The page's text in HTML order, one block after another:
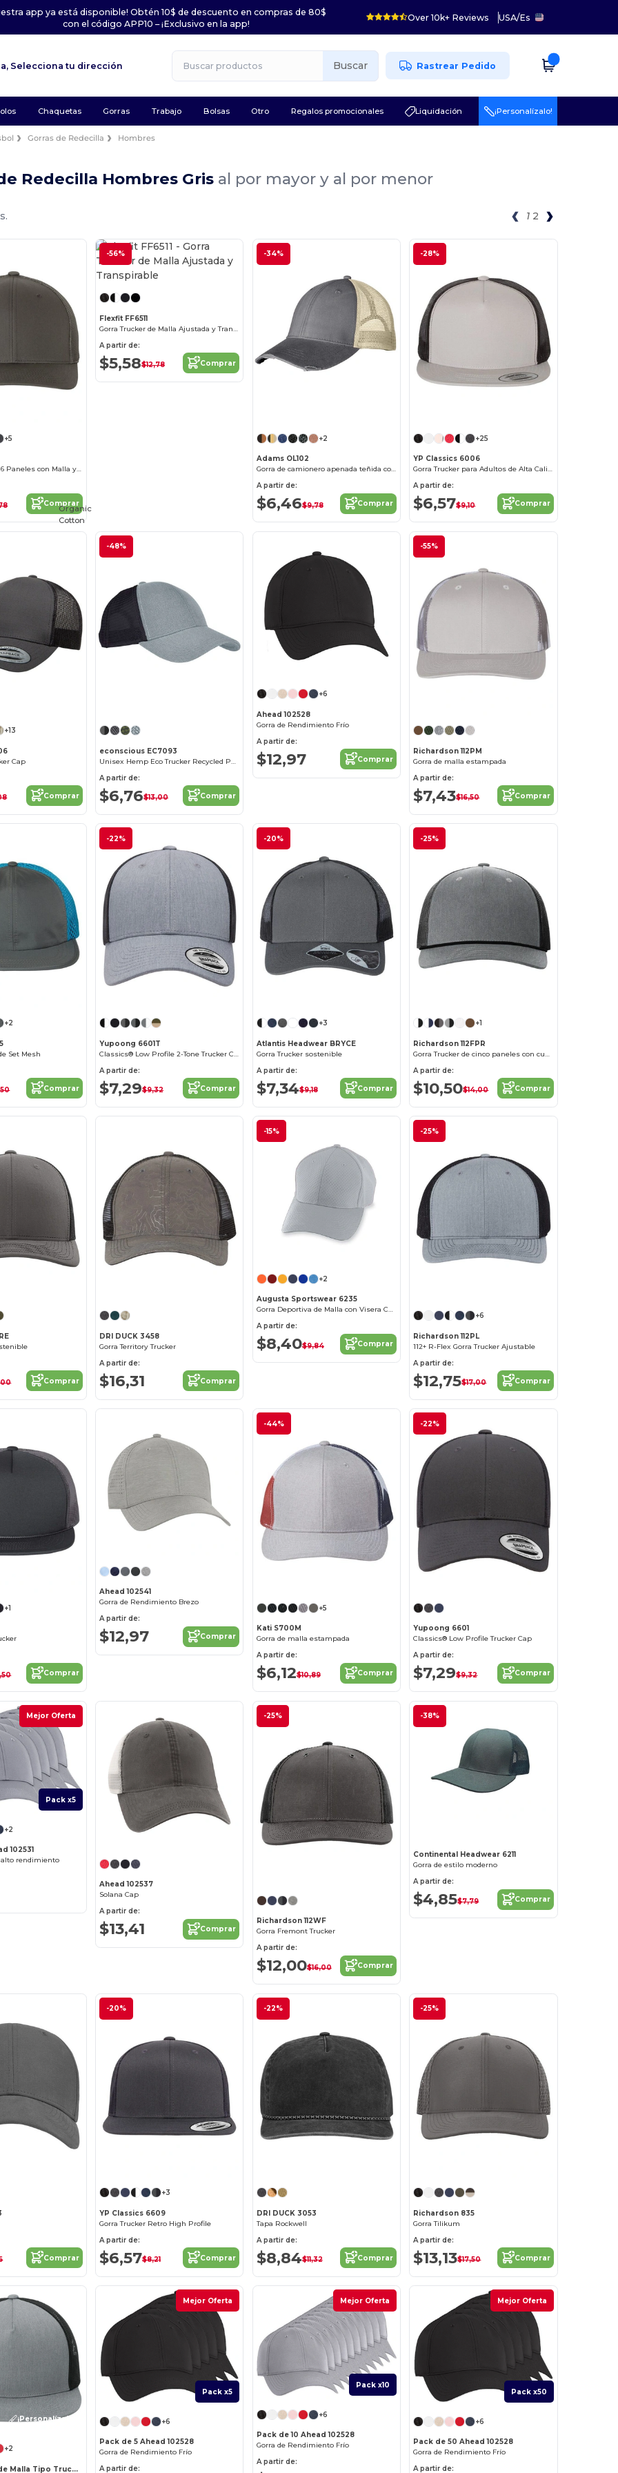
app ya está disponible! Obtén 10$ de descuento en compras de 80$
con el código APP10 – ¡Exclusivo en la app!
Over 10k+ Reviews USA/Es
Selecciona tu dirección Buscar Rastrear Pedido
Chaquetas Gorras Trabajo Bolsas Otro Regalos promocionales Liquidación ¡Personalízalo!
Gorras de Redecilla Hombres
Redecilla Hombres Gris al por mayor y al por menor
1 2
+5
Gorra Trucker de 6 Paneles con Malla y Estilo
Comprar
-56%
Flexfit FF6511
Gorra Trucker de Malla Ajustada y Transpirable
A partir de:
$5,58$12,78 Comprar
-34%
+2
Adams OL102
Gorra de camionero apenada teñida con pigmento de 6 paneles
A partir de:
$6,46$9,78 Comprar
-28%
+25
YP Classics 6006
Gorra Trucker para Adultos de Alta Calidad
A partir de:
$6,57$9,10 Comprar
+13
Cap
Comprar
-48%
Organic
Cotton
econscious EC7093
Unisex Hemp Eco Trucker Recycled Polyester Mesh Cap
A partir de:
$6,76$13,00 Comprar
+6
Ahead 102528
Gorra de Rendimiento Frío
A partir de:
$12,97 Comprar
-55%
Richardson 112PM
Gorra de malla estampada
A partir de:
$7,43$16,50 Comprar
+2
Set Mesh
Comprar
-22%
Yupoong 6601T
Classics® Low Profile 2-Tone Trucker Cap
A partir de:
$7,29$9,32 Comprar
-20%
+3
Atlantis Headwear BRYCE
Gorra Trucker sostenible
A partir de:
$7,34$9,18 Comprar
-25%
+1
Richardson 112FPR
Gorra Trucker de cinco paneles con cuerda
A partir de:
$10,50$14,00 Comprar
Comprar
DRI DUCK 3458
Gorra Territory Trucker
A partir de:
$16,31 Comprar
-15%
+2
Augusta Sportswear 6235
Gorra Deportiva de Malla con Visera Curva
A partir de:
$8,40$9,84 Comprar
-25%
+6
Richardson 112PL
112+ R-Flex Gorra Trucker Ajustable
A partir de:
$12,75$17,00 Comprar
+1
Comprar
Ahead 102541
Gorra de Rendimiento Brezo
A partir de:
$12,97 Comprar
-44%
+5
Kati S700M
Gorra de malla estampada
A partir de:
$6,12$10,89 Comprar
-22%
Yupoong 6601
Classics® Low Profile Trucker Cap
A partir de:
$7,29$9,32 Comprar
Mejor Oferta
Pack x5
+2
102531
alto rendimiento
Ahead 102537
Solana Cap
A partir de:
$13,41 Comprar
-25%
Richardson 112WF
Gorra Fremont Trucker
A partir de:
$12,00$16,00 Comprar
-38%
Continental Headwear 6211
Gorra de estilo moderno
A partir de:
$4,85$7,79 Comprar
Comprar
-20%
+3
YP Classics 6609
Gorra Trucker Retro High Profile
A partir de:
$6,57$8,21 Comprar
-22%
DRI DUCK 3053
Tapa Rockwell
A partir de:
$8,84$11,32 Comprar
-25%
Richardson 835
Gorra Tilikum
A partir de:
$13,13$17,50 Comprar
¡Personalízalo!
+2
Gorra Clásica de Malla Tipo Trucker de 5 Paneles
Mejor Oferta
Pack x5
+6
Pack de 5 Ahead 102528
Gorra de Rendimiento Frío
A partir de:
Mejor Oferta
Pack x10
+6
Pack de 10 Ahead 102528
Gorra de Rendimiento Frío
A partir de:
Mejor Oferta
Pack x50
+6
Pack de 50 Ahead 102528
Gorra de Rendimiento Frío
A partir de: